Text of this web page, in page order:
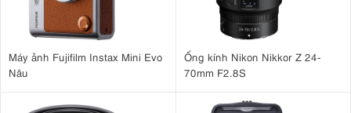
Sony A7R V là một chiếc máy ảnh đẳng cấp thế giới khác trong dòng
A7, mang đến những hình ảnh tuyệt đẹp.
Cảm biến full-frame 61MP
được kết hợp với
mạnh mẽđểchụp những bức ảnh cực kỳ chi tiết và màu sắc sống
động, chính xác trong mọi điều kiện ánh sáng. Đối với những người
chụp ảnh hành động nhanh, mạnh mẽ, A7R V có thể chụp lên đến
Máy ảnh Fujifilm Instax Mini Evo
Nâu
Ống kính Nikon Nikkor Z 24-
70mm F2.8S